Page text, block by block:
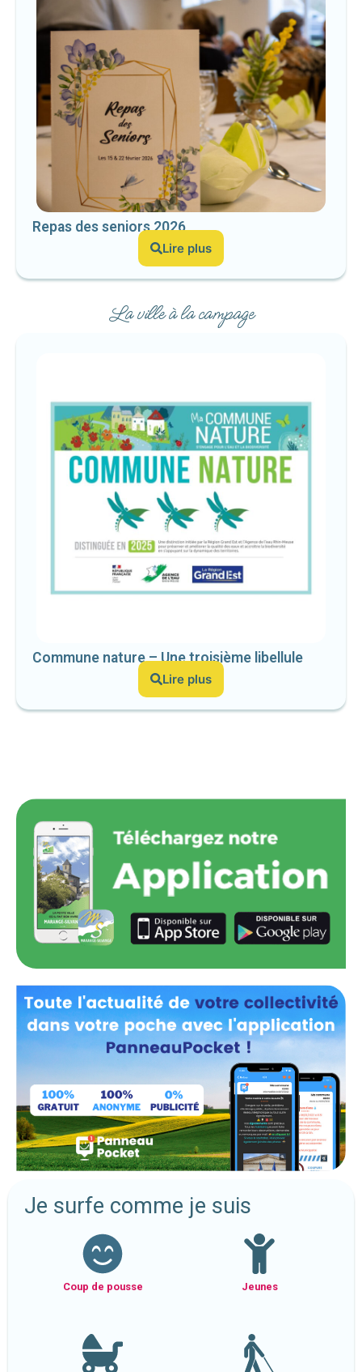
Repas des seniors 2026
Lire plus
La ville à la campage
Commune nature – Une troisième libellule
Lire plus
Je surfe comme je suis
Coup de pousse Jeunes